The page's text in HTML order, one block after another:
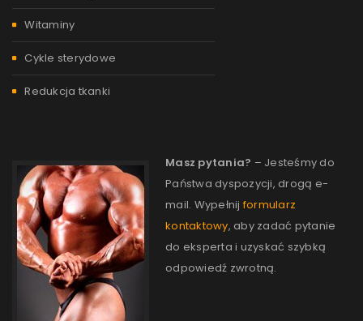
Witaminy
Cykle sterydowe
Redukcja tkanki
Masz pytania? – Jesteśmy do
Państwa dyspozycji, drogą e-
mail. Wypełnijformularz
kontaktowy, aby zadać pytanie
do eksperta i uzyskać szybką
odpowiedź zwrotną.